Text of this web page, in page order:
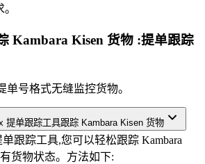
Kambara Kisen 货物 :提单跟踪
单号格式无缝监控货物。
提单跟踪工具跟踪 Kambara Kisen 货物
跟踪工具,您可以轻松跟踪 Kambara
货物状态。方法如下: